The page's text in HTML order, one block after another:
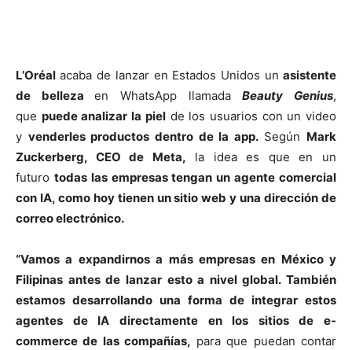
L’Oréal acaba de lanzar en Estados Unidos un asistente
de bellezaen WhatsApp llamadaBeauty Genius,
que puede analizar la pielde los usuarios con un video
y venderles productos dentro de la app.Según Mark
Zuckerberg, CEO de Meta, la idea es que en un
futuro todas las empresas tengan un agente comercial
con IA, como hoy tienen un sitio web y una dirección de
correo electrónico.
“Vamos a expandirnos a más empresas en México y
Filipinas antes de lanzar esto a nivel global. También
estamos desarrollando una forma de integrar estos
agentes de IA directamente en los sitios de e-
commerce de las compañías, para que puedan contar